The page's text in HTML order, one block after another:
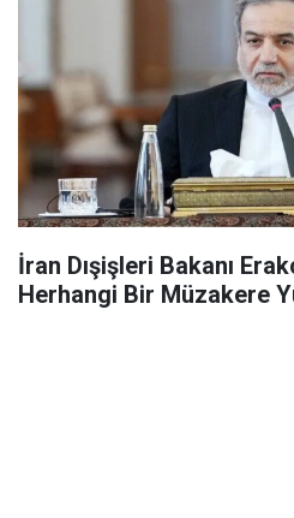
İran Dışişleri Bakanı
Herhangi Bir Müzakere